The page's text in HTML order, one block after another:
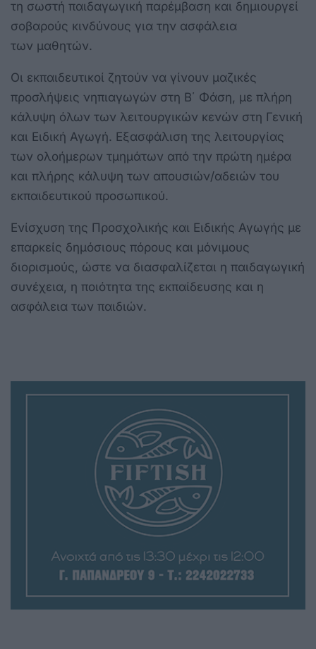
τη σωστή παιδαγωγική παρέμβαση και δημιουργεί
σοβαρούς κινδύνους για την ασφάλεια
των μαθητών.
Οι εκπαιδευτικοί ζητούν να γίνουν μαζικές
προσλήψεις νηπιαγωγών στη Β΄ Φάση, με πλήρη
κάλυψη όλων των λειτουργικών κενών στη Γενική
και Ειδική Αγωγή. Εξασφάλιση της λειτουργίας
των ολοήμερων τμημάτων από την πρώτη ημέρα
και πλήρης κάλυψη των απουσιών/αδειών του
εκπαιδευτικού προσωπικού.
Ενίσχυση της Προσχολικής και Ειδικής Αγωγής με
επαρκείς δημόσιους πόρους και μόνιμους
διορισμούς, ώστε να διασφαλίζεται η παιδαγωγική
συνέχεια, η ποιότητα της εκπαίδευσης και η
ασφάλεια των παιδιών.